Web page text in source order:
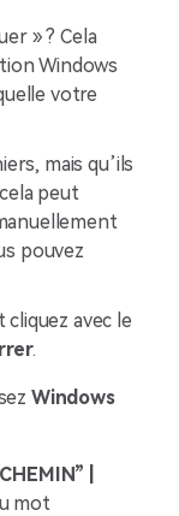
» ? Cela
Windows
votre
mais qu’ils
peut
pouvez
avec le
.
Windows
|
mot